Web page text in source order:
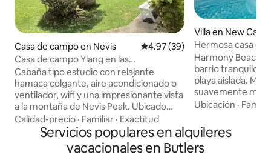
Casa de campo en Nevis Calificación promedio: 4.97 de
4.97 (39)
Casa de campo Ylang en las
estribaciones de Nevis Peak
Cabaña tipo estudio con relajante
hamaca colgante, aire acondicionado o
ventilador, wifi y una impresionante vista
a la montaña de Nevis Peak. Ubicado
junto a la residencia principal del
propietario. Adecuado para personas
solteras o parejas. Cocina con
elementos básicos, utensilios, platos y
Calidad-precio · Familiar · Exactitud
Villa en New
Hermosa casa de
con piscina a 2
Harmony Beach
barrio tranquilo
playa aislada. Mira cómo las olas rompen
suavemente
playa que en la
comodidades
tengas una
inolvidable, desde
Ubicación ·
Servicios populares en alquileres
vacacionales en Butlers